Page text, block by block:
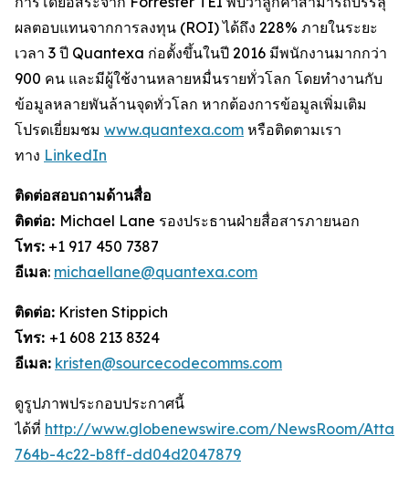
ผลตอบแทนจากการลงทุน (ROI) ได้ถึง 228% ภายในระยะ
เวลา 3 ปี Quantexa ก่อตั้งขึ้นในปี 2016 มีพนักงานมากกว่า
900 คน และมีผู้ใช้งานหลายหมื่นรายทั่วโลก โดยทำงานกับ
ข้อมูลหลายพันล้านจุดทั่วโลก หากต้องการข้อมูลเพิ่มเติม
โปรดเยี่ยมชม www.quantexa.com หรือติดตามเรา
ทาง LinkedIn
ติดต่อสอบถามด้านสื่อ
ติดต่อ: Michael Lane รองประธานฝ่ายสื่อสารภายนอก
โทร: +1 917 450 7387
อีเมล: michaellane@quantexa.com
ติดต่อ: Kristen Stippich
โทร: +1 608 213 8324
อีเมล: kristen@sourcecodecomms.com
ดูรูปภาพประกอบประกาศนี้
ได้ที่ http://www.globenewswire.com/NewsRoom/
764b-4c22-b8ff-dd04d2047879